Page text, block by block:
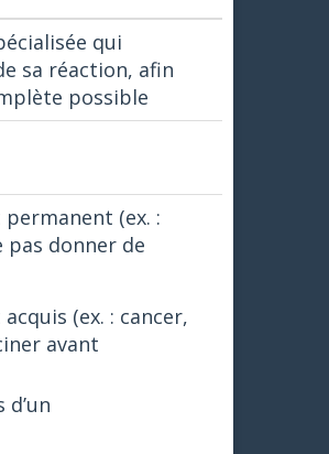
qui
sa réaction, afin
possible
(ex. :
donner de
(ex. : cancer,
avant